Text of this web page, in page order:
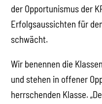
der Opportunismus der
Erfolgsaussichten für
schwächt.
Wir benennen die
und stehen in offener
herrschenden Klasse.